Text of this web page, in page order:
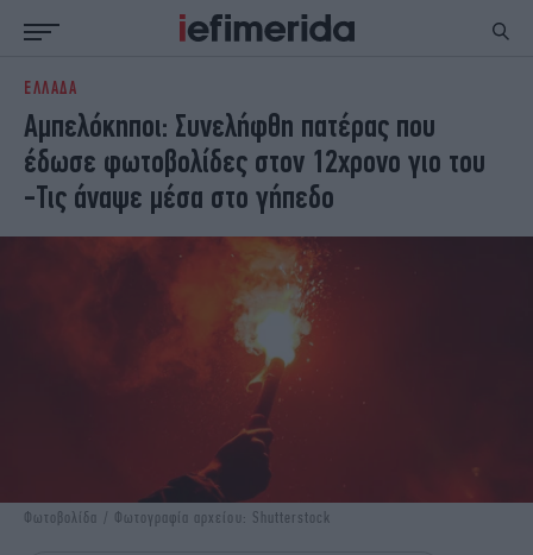
ΕΙΔΗΣΕΙΣ
NON PAPER
ΕΛΛΑΔΑ
ΟΙΚΟΝΟΜΙΑ
ΚΟΣΜΟΣ
ΠΟΛΙΤΙΣΜΟΣ
ΠΑΝΕΛΛΗΝΙΕΣ
ΖΩΗ
ΣΠΟΡ
ENGLISH EDITION
STORIES
TRAVEL
iOPINIONS
iGASTRONOMIE
ΕΛΛΑΔΑ
Αμπελόκηποι: Συνελήφθη πατέρας που
έδωσε φωτοβολίδες στον 12χρονο γιο του
-Τις άναψε μέσα στο γήπεδο
Φωτοβολίδα / Φωτογραφία αρχείου: Shutterstock